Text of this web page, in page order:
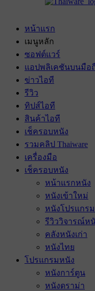
หน้าแรก
เมนูหลัก
ซอฟต์แวร์
แอปพลิเคชันบนมือ
ข่าวไอที
รีวิว
ทิปส์ไอที
สินค้าไอที
เช็ครอบหนัง
รวมคลิป Thaiware
เครื่องมือ
เช็ครอบหนัง
หน้าแรกหนัง
หนังเข้าใหม่
หนังโปรแกร
รีวิววิจารณ์ห
คลังหนังเก่า
หนังไทย
โปรแกรมหนัง
หนังการ์ตูน
หนังดราม่า